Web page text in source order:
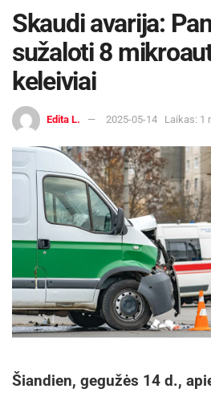
Skaudi avarija:
sužaloti 8
keleiviai
Edita L. 2025-05-14 Laikas: 1
Šiandien, gegužės 14 d.,